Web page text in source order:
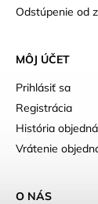
Odstúpenie od
MÔJ ÚČET
Prihlásiť sa
Registrácia
História
Vrátenie
O NÁS